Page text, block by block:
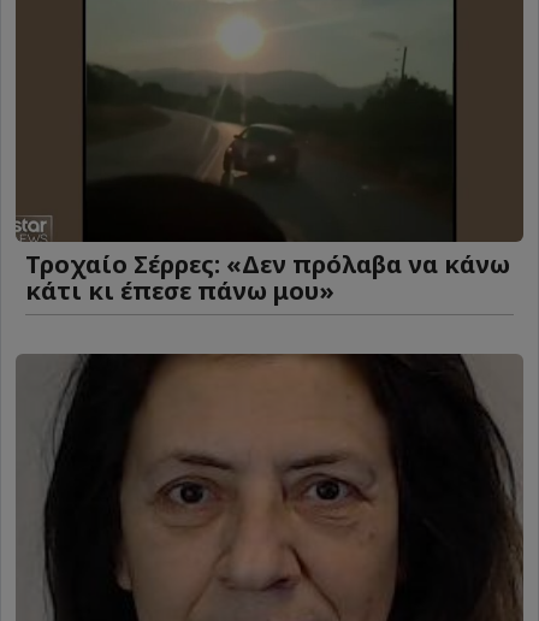
Τροχαίο Σέρρες: «Δεν πρόλαβα να κάνω
κάτι κι έπεσε πάνω μου»